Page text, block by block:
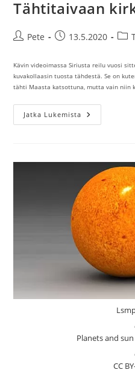
Tähtitaivaan
Artikkelin
Pete
Artikkeli13.5.2020
Kävin videoimassa Siriusta reilu vuosi
kuvakollaasin tuosta tähdestä. Se on
tähti Maasta katsottuna, mutta vain niin
Jatka Lukemista Tähtitaivaan
Kirkkain
Planets and
CC